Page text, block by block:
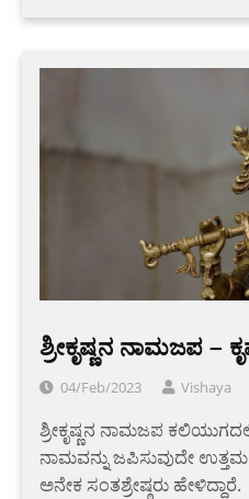
ಶ್ರೀಕೃಷ್ಣನ ನಾಮಜಪ –
04/Feb/2023 Vishaya
ಶ್ರೀಕೃಷ್ಣನ ನಾಮಜಪ
ನಾಮವನ್ನು ಜಪಿಸುವುದೇ
ಅನೇಕ ಸಂತಶ್ರೇಷ್ಠರು ಹೇಳಿದ್ದಾರೆ.